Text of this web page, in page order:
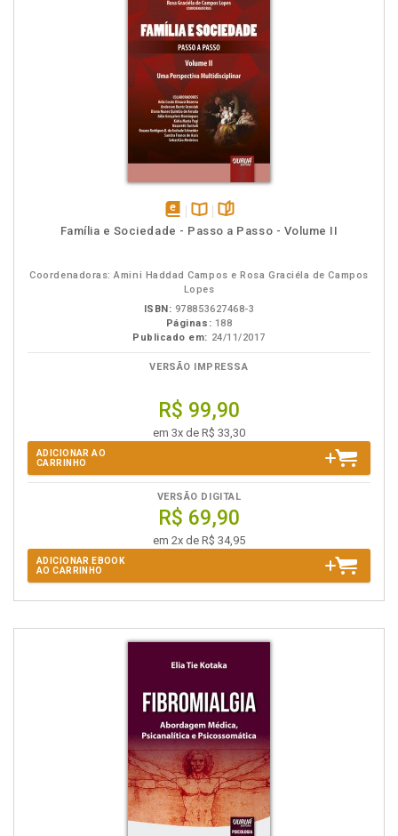
disponívelDisponível
páginas
Família e Sociedade - Passo a Passo - Volume II
Coordenadoras: Amini Haddad Campos e Rosa Graciéla de Campos
Lopes
ISBN: 978853627468-3
Páginas: 188
Publicado em: 24/11/2017
VERSÃO IMPRESSA
R$ 99,90
em 3x de R$ 33,30
ADICIONAR AO
CARRINHO
VERSÃO DIGITAL
R$ 69,90
em 2x de R$ 34,95
ADICIONAR EBOOK
AO CARRINHO